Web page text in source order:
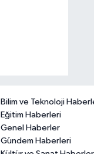
Bilim ve Teknoloji
Eğitim Haberleri
Genel Haberler
Gündem Haberleri